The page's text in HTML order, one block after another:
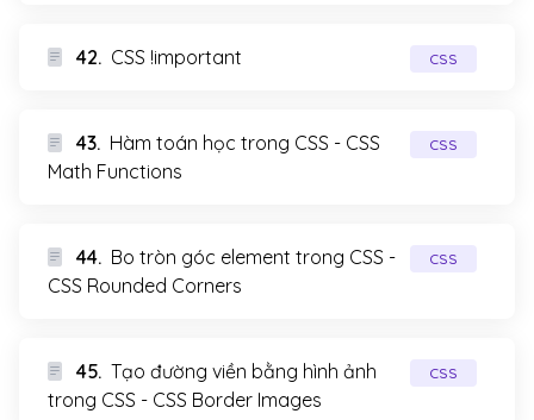
42. CSS !important CSS
43. Hàm toán học trong CSS - CSS
Math Functions
CSS
44. Bo tròn góc element trong CSS -
CSS Rounded Corners
CSS
45. Tạo đường viền bằng hình ảnh
trong CSS - CSS Border Images
CSS